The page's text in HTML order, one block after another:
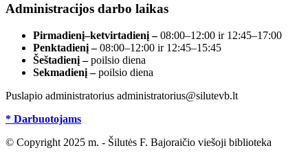
Administracijos darbo laikas
Pirmadienį–ketvirtadienį –08:00–12:00 ir 12:45–17:00
Penktadienį –08:00–12:00 ir 12:45–15:45
Šeštadienį –poilsio diena
Sekmadienį –poilsio diena
Puslapio administratorius administratorius@silutevb.lt
* Darbuotojams
© Copyright 2025 m. - Šilutės F. Bajoraičio viešoji biblioteka